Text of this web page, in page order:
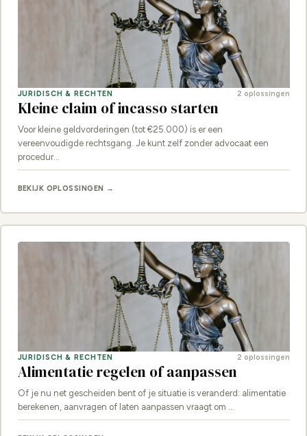
JURIDISCH & RECHTEN 2 oplossingen
Kleine claim of incasso starten
Voor kleine geldvorderingen (tot €25.000) is er een
vereenvoudigde rechtsgang. Je kunt zelf zonder advocaat een
procedur…
BEKIJK OPLOSSINGEN →
JURIDISCH & RECHTEN 2 oplossingen
Alimentatie regelen of aanpassen
Of je nu net gescheiden bent of je situatie is veranderd: alimentatie
berekenen, aanvragen of laten aanpassen vraagt om …